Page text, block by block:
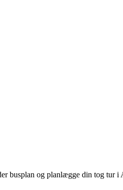
busplan og planlægge din tog tur